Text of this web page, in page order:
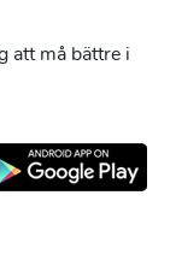
att må bättre i